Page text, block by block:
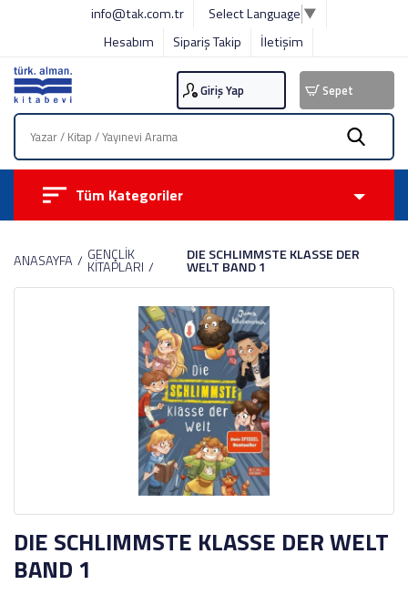
info@tak.com.tr Select Language ▼
Hesabım
Sipariş Takip İletişim
Giriş Yap Sepet
Tüm Kategoriler
ANASAYFA GENÇLİK
KİTAPLARI
DIE SCHLIMMSTE KLASSE DER
WELT BAND 1
DIE SCHLIMMSTE KLASSE DER WELT
BAND 1